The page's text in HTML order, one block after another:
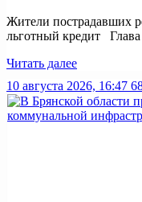
Жители пострадавших
льготный кредит
Читать далее
10 августа 2026, 16:47